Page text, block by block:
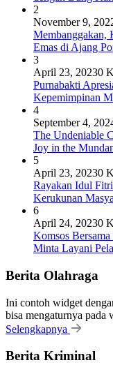
2
November 9,
Membanggakan,
Emas di Ajang
3
April 23, 20230
Purnabakti
Kepemimpinan
4
September 4,
The Undeniable
Joy in the
5
April 23, 20230
Rayakan Idul
Kerukunan
6
April 24, 20230
Komsos
Minta Layani
Berita Olahraga
Ini contoh widget
bisa mengaturnya pada
Selengkapnya
Berita Kriminal